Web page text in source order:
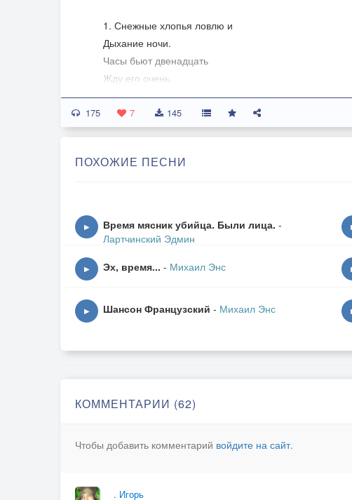
1. Снежные хлопья ловлю и
Дыхание ночи.
Часы бьют двенадцать
Жду его очень.
Там в темноте за окном
Незнакомый.
На дороге.
Спасительным пленом.
В лёгком тумане развеял
Кровь по венам.
Там нет преград и засовов,
И без падения взлёты,
175 7 145
ПОХОЖИЕ ПЕСНИ
▶ Время мясник убийца. Были лица. -
Лартчинский Эдмин
▶ Эх, время... - Михаил Энс
▶ Шансон Французский - Михаил Энс
КОММЕНТАРИИ (62)
Чтобы добавить комментарий войдите на сайт.
. Игорь